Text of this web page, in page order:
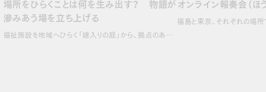
場所をひらくことは何を生み出す？ 物語が
滲みあう場を立ち上げる
福祉施設を地域へひらく「嫁入りの庭」から、拠点のあ…
オンライン報奏会（